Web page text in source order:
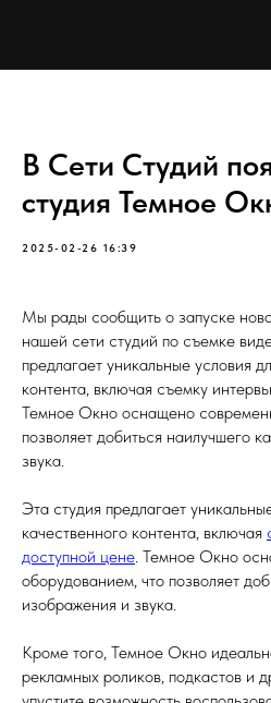
В Сети Студий
студия Темное
2025-02-26 16:39
Мы рады сообщить о запуске
нашей сети студий по съемке
предлагает уникальные условия
контента, включая съемку
Темное Окно оснащено
позволяет добиться наилучшего
звука.
Эта студия предлагает
качественного контента, включая
доступной цене. Темное Окно
оборудованием, что позволяет
изображения и звука.
Кроме того, Темное Окно
рекламных роликов, подкастов и